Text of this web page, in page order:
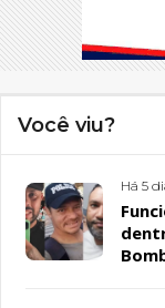
Você viu?
Há 5